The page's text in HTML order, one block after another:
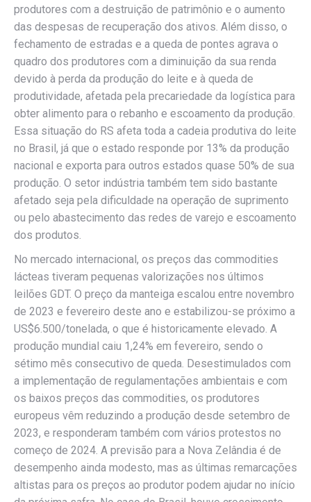
produtores com a destruição de patrimônio e o aumento
das despesas de recuperação dos ativos. Além disso, o
fechamento de estradas e a queda de pontes agrava o
quadro dos produtores com a diminuição da sua renda
devido à perda da produção do leite e à queda de
produtividade, afetada pela precariedade da logística para
obter alimento para o rebanho e escoamento da produção.
Essa situação do RS afeta toda a cadeia produtiva do leite
no Brasil, já que o estado responde por 13% da produção
nacional e exporta para outros estados quase 50% de sua
produção. O setor indústria também tem sido bastante
afetado seja pela dificuldade na operação de suprimento
ou pelo abastecimento das redes de varejo e escoamento
dos produtos.
No mercado internacional, os preços das commodities
lácteas tiveram pequenas valorizações nos últimos
leilões GDT. O preço da manteiga escalou entre novembro
de 2023 e fevereiro deste ano e estabilizou-se próximo a
US$6.500/tonelada, o que é historicamente elevado. A
produção mundial caiu 1,24% em fevereiro, sendo o
sétimo mês consecutivo de queda. Desestimulados com
a implementação de regulamentações ambientais e com
os baixos preços das commodities, os produtores
europeus vêm reduzindo a produção desde setembro de
2023, e responderam também com vários protestos no
começo de 2024. A previsão para a Nova Zelândia é de
desempenho ainda modesto, mas as últimas remarcações
altistas para os preços ao produtor podem ajudar no início